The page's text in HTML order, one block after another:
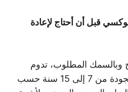
قبل أن أحتاج لإعادة
وبالسمك المطلوب، تدوم
طبقة الإيبوكسي عالي الجودة من 7 إلى 15 سنة حسب